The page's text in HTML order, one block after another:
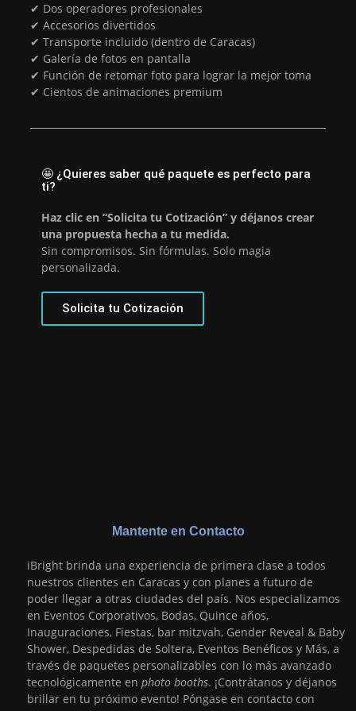
✔ Dos operadores profesionales
✔ Accesorios divertidos
✔ Transporte incluido (dentro de Caracas)
✔ Galería de fotos en pantalla
✔ Función de retomar foto para lograr la mejor toma
✔ Cientos de animaciones premium
🤩 ¿Quieres saber qué paquete es perfecto para
ti?
Haz clic en “Solicita tu Cotización” y déjanos crear
una propuesta hecha a tu medida.
Sin compromisos. Sin fórmulas. Solo magia
personalizada.
Solicita tu Cotización
Mantente en Contacto
iBright brinda una experiencia de primera clase a todos
nuestros clientes en Caracas y con planes a futuro de
poder llegar a otras ciudades del país. Nos especializamos
en Eventos Corporativos, Bodas, Quince años,
Inauguraciones, Fiestas, bar mitzvah, Gender Reveal & Baby
Shower, Despedidas de Soltera, Eventos Benéficos y Más, a
través de paquetes personalizables con lo más avanzado
tecnológicamente en photo booths. ¡Contrátanos y déjanos
brillar en tu próximo evento! Póngase en contacto con